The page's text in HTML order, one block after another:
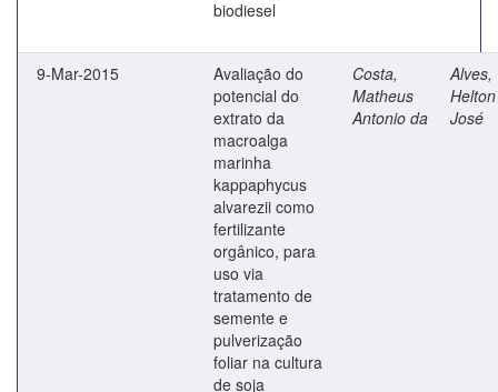
biodiesel
9-Mar-2015
Avaliação do
potencial do
extrato da
macroalga
marinha
kappaphycus
alvarezii como
fertilizante
orgânico, para
uso via
tratamento de
semente e
pulverização
foliar na cultura
de soja
Costa,
Matheus
Antonio da
Alves,
Helton
José